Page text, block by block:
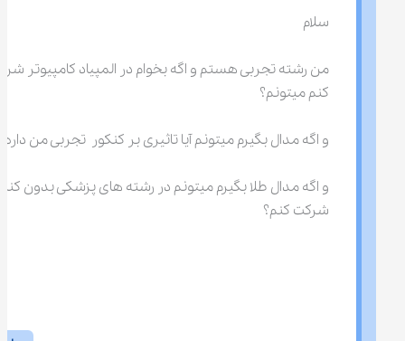
سلام
من رشته تجربی هستم و اگه بخوام در المپیاد کامپیوتر
کنم میتونم؟
و اگه مدال بگیرم میتونم آیا تاثیری بر کنکور  تجربی من
و اگه مدال طلا بگیرم میتونم در رشته های پزشکی بدون
شرکت کنم؟